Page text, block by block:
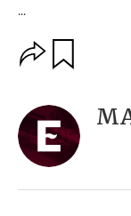
...
O
p
n
e
s
a
r